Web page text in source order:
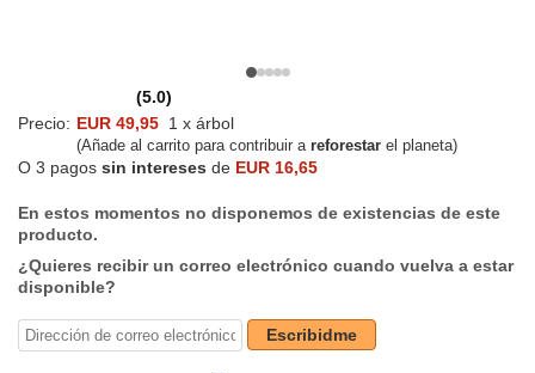
(5.0)
Precio: EUR 49,95 1 x árbol
(Añade al carrito para contribuir a reforestar el planeta)
O 3 pagos sin intereses de EUR 16,65
En estos momentos no disponemos de existencias de este
producto.
¿Quieres recibir un correo electrónico cuando vuelva a estar
disponible?
Escribidme